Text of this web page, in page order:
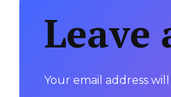
Leave
Your email address